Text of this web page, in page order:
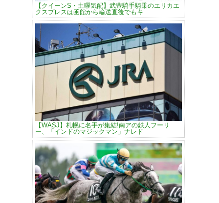
【クイーンS・土曜気配】武豊騎手騎乗のエリカエ
クスプレスは函館から輸送直後でもキ
【WASJ】札幌に名手が集結!南アの鉄人フーリ
ー、「インドのマジックマン」ナレド